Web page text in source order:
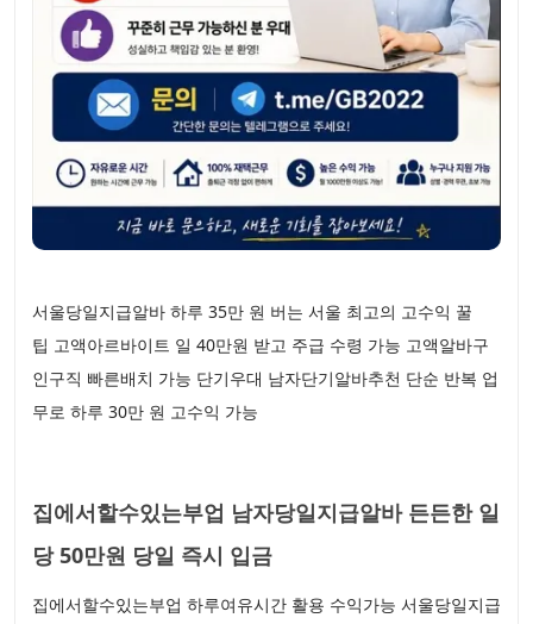
서울당일지급알바 하루 35만 원 버는 서울 최고의 고수익 꿀
팁 고액아르바이트 일 40만원 받고 주급 수령 가능 고액알바구
인구직 빠른배치 가능 단기우대 남자단기알바추천 단순 반복 업
무로 하루 30만 원 고수익 가능
집에서할수있는부업 남자당일지급알바 든든한 일
당 50만원 당일 즉시 입금
집에서할수있는부업 하루여유시간 활용 수익가능 서울당일지급